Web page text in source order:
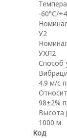
-60°С/
У2
УХЛ2
Способ
4.9 м/с
98±2%
Высота
1000 м
Код